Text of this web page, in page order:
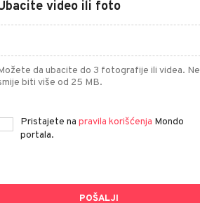
video ili foto
da ubacite do 3 fotografije ili videa. Ne
biti više od 25 MB.
Pristajete na pravila korišćenja Mondo
portala.
POŠALJI